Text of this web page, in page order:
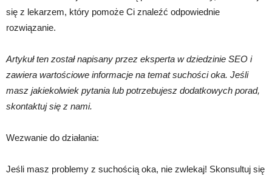
się z lekarzem, który pomoże Ci znaleźć odpowiednie
rozwiązanie.
Artykuł ten został napisany przez eksperta w dziedzinie SEO i
zawiera wartościowe informacje na temat suchości oka. Jeśli
masz jakiekolwiek pytania lub potrzebujesz dodatkowych porad,
skontaktuj się z nami.
Wezwanie do działania:
Jeśli masz problemy z suchością oka, nie zwlekaj! Skonsultuj się